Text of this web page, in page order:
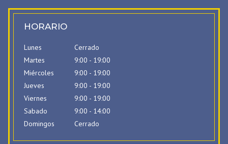
HORARIO
Lunes
Cerrado
Martes
9:00 - 19:00
Miércoles
9:00 - 19:00
Jueves
9:00 - 19:00
Viernes
9:00 - 19:00
Sabado
9:00 - 14:00
Domingos
Cerrado